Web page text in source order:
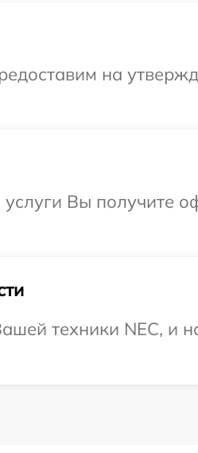
на
Вы получите
техники NEC, и